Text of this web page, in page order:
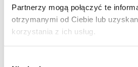
Partnerzy mogą połączyć te
otrzymanymi od Ciebie lub
korzystania z ich usług.
Darmowy
Nie czekaj dłużej!